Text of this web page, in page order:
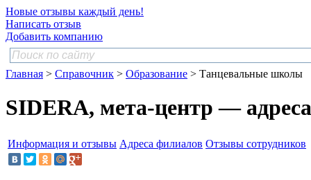
Новые отзывы каждый день!
Написать отзыв
Добавить компанию
Главная > Справочник > Образование > Танцевальные школы
SIDERA, мета-центр —
Информация и отзывы Адреса филиалов Отзывы сотрудников